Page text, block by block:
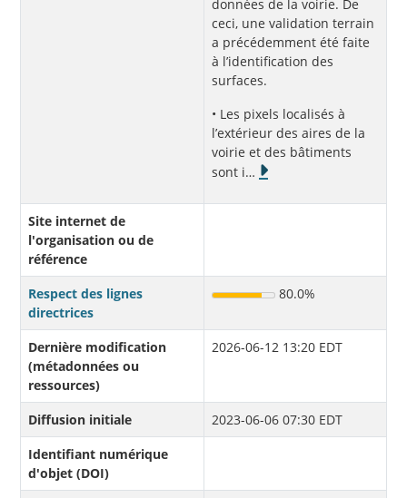
données de la voirie. De
ceci, une validation terrain
a précédemment été faite
à l’identification des
surfaces.
• Les pixels localisés à
l’extérieur des aires de la
voirie et des bâtiments
sont i…
Site internet de
l'organisation ou de
référence
Respect des lignes
directrices
80.0%
Dernière modification
(métadonnées ou
ressources)
2026-06-12 13:20 EDT
Diffusion initiale
2023-06-06 07:30 EDT
Identifiant numérique
d'objet (DOI)